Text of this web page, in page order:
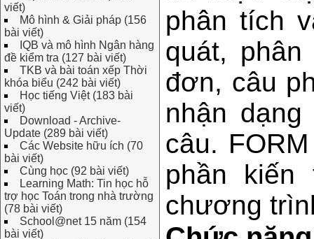
viết)
Mô hình & Giải pháp (156
bài viết)
IQB và mô hình Ngân hàng
đề kiểm tra (127 bài viết)
TKB và bài toán xếp Thời
khóa biểu (242 bài viết)
Học tiếng Việt (183 bài
viết)
Download - Archive-
Update (289 bài viết)
Các Website hữu ích (70
bài viết)
Cùng học (92 bài viết)
Learning Math: Tin học hỗ
trợ học Toán trong nhà trường
(78 bài viết)
School@net 15 năm (154
bài viết)
phân tích
quát,
đơn, câu
nhận
câu.
phần
chương